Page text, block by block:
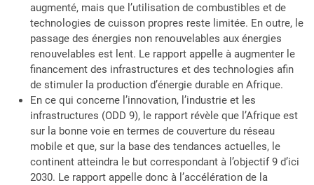
augmenté, mais que l’utilisation de combustibles et de
technologies de cuisson propres reste limitée. En outre, le
passage des énergies non renouvelables aux énergies
renouvelables est lent. Le rapport appelle à augmenter le
financement des infrastructures et des technologies afin
de stimuler la production d’énergie durable en Afrique.
En ce qui concerne l’innovation, l’industrie et les
infrastructures (ODD 9), le rapport révèle que l’Afrique est
sur la bonne voie en termes de couverture du réseau
mobile et que, sur la base des tendances actuelles, le
continent atteindra le but correspondant à l’objectif 9 d’ici
2030. Le rapport appelle donc à l’accélération de la